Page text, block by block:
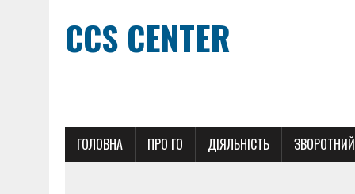
CCS CENTER
ГОЛОВНА ПРО ГО ДІЯЛЬНІСТЬ